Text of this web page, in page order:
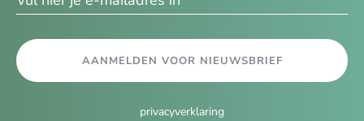
AANMELDEN VOOR NIEUWSBRIEF
privacyverklaring